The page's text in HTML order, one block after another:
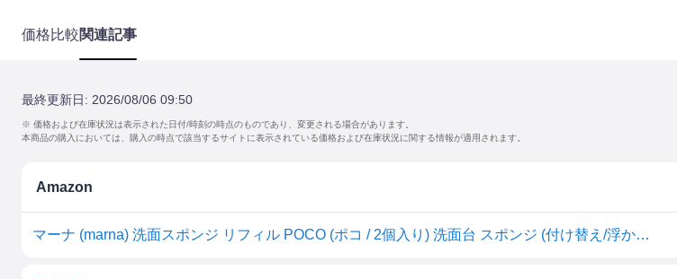
価格比較関連記事
最終更新日: 2026/08/06 09:50
※ 価格および在庫状況は表示された日付/時刻の時点のものであり、変更される場合があります。
本商品の購入においては、購入の時点で該当するサイトに表示されている価格および在庫状況に関する情報が適用されます。
Amazon
マーナ (marna) 洗面スポンジ リフィル POCO (ポコ / 2個入り) 洗面台 スポンジ (付け替え/浮かせる収納) 洗面所 掃除 ホワイト W647W